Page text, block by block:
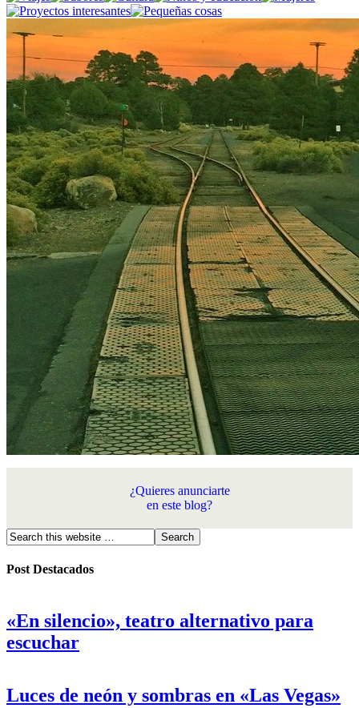
¿Quieres anunciarte
en este blog?
Post Destacados
«En silencio», teatro alternativo para
escuchar
Luces de neón y sombras en «Las Vegas»